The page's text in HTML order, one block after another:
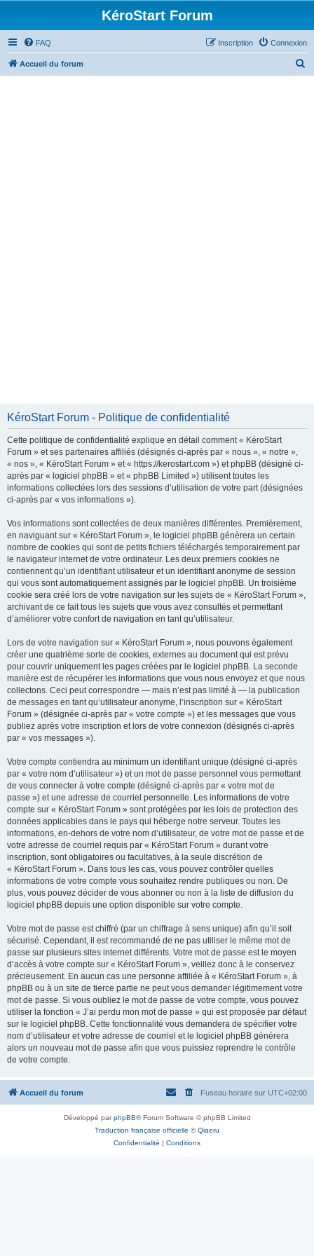
KéroStart Forum
FAQ Connexion
Inscription
Accueil du forum
KéroStart Forum - Politique de confidentialité
Cette politique de confidentialité explique en détail comment « KéroStart
Forum » et ses partenaires affiliés (désignés ci-après par « nous », « notre »,
« nos », « KéroStart Forum » et « https://kerostart.com ») et phpBB (désigné ci-
après par « logiciel phpBB » et « phpBB Limited ») utilisent toutes les
informations collectées lors des sessions d’utilisation de votre part (désignées
ci-après par « vos informations »).
Vos informations sont collectées de deux manières différentes. Premièrement,
en naviguant sur « KéroStart Forum », le logiciel phpBB génèrera un certain
nombre de cookies qui sont de petits fichiers téléchargés temporairement par
le navigateur internet de votre ordinateur. Les deux premiers cookies ne
contiennent qu’un identifiant utilisateur et un identifiant anonyme de session
qui vous sont automatiquement assignés par le logiciel phpBB. Un troisième
cookie sera créé lors de votre navigation sur les sujets de « KéroStart Forum »,
archivant de ce fait tous les sujets que vous avez consultés et permettant
d’améliorer votre confort de navigation en tant qu’utilisateur.
Lors de votre navigation sur « KéroStart Forum », nous pouvons également
créer une quatrième sorte de cookies, externes au document qui est prévu
pour couvrir uniquement les pages créées par le logiciel phpBB. La seconde
manière est de récupérer les informations que vous nous envoyez et que nous
collectons. Ceci peut correspondre — mais n’est pas limité à — la publication
de messages en tant qu’utilisateur anonyme, l’inscription sur « KéroStart
Forum » (désignée ci-après par « votre compte ») et les messages que vous
publiez après votre inscription et lors de votre connexion (désignés ci-après
par « vos messages »).
Votre compte contiendra au minimum un identifiant unique (désigné ci-après
par « votre nom d’utilisateur ») et un mot de passe personnel vous permettant
de vous connecter à votre compte (désigné ci-après par « votre mot de
passe ») et une adresse de courriel personnelle. Les informations de votre
compte sur « KéroStart Forum » sont protégées par les lois de protection des
données applicables dans le pays qui héberge notre serveur. Toutes les
informations, en-dehors de votre nom d’utilisateur, de votre mot de passe et de
votre adresse de courriel requis par « KéroStart Forum » durant votre
inscription, sont obligatoires ou facultatives, à la seule discrétion de
« KéroStart Forum ». Dans tous les cas, vous pouvez contrôler quelles
informations de votre compte vous souhaitez rendre publiques ou non. De
plus, vous pouvez décider de vous abonner ou non à la liste de diffusion du
logiciel phpBB depuis une option disponible sur votre compte.
Votre mot de passe est chiffré (par un chiffrage à sens unique) afin qu’il soit
sécurisé. Cependant, il est recommandé de ne pas utiliser le même mot de
passe sur plusieurs sites internet différents. Votre mot de passe est le moyen
d’accès à votre compte sur « KéroStart Forum », veillez donc à le conservez
précieusement. En aucun cas une personne affiliée à « KéroStart Forum », à
phpBB ou à un site de tierce partie ne peut vous demander légitimement votre
mot de passe. Si vous oubliez le mot de passe de votre compte, vous pouvez
utiliser la fonction « J’ai perdu mon mot de passe » qui est proposée par défaut
sur le logiciel phpBB. Cette fonctionnalité vous demandera de spécifier votre
nom d’utilisateur et votre adresse de courriel et le logiciel phpBB générera
alors un nouveau mot de passe afin que vous puissiez reprendre le contrôle
de votre compte.
Accueil du forum Fuseau horaire sur UTC+02:00
Développé parphpBB® Forum Software © phpBB Limited
Traduction française officielle ©Qiaeru
Confidentialité | Conditions